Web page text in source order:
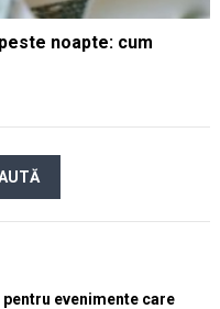
noapte: cum
evenimente care